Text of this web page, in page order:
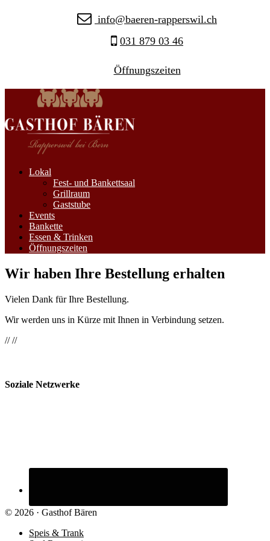
info@baeren-rapperswil.ch
031 879 03 46
Öffnungszeiten
Lokal
Fest- und Bankettsaal
Grillraum
Gaststube
Events
Bankette
Essen & Trinken
Öffnungszeiten
Wir haben Ihre Bestellung erhalten
Vielen Dank für Ihre Bestellung.
Wir werden uns in Kürze mit Ihnen in Verbindung setzen.
// //
Soziale Netzwerke
© 2026 · Gasthof Bären
Speis & Trank